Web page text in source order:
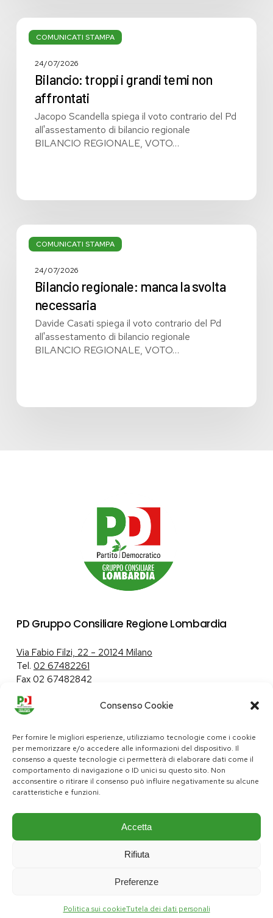
Consenso Cookie
Per fornire le migliori esperienze, utilizziamo tecnologie come i cookie
per memorizzare e/o accedere alle informazioni del dispositivo. Il
consenso a queste tecnologie ci permetterà di elaborare dati come il
comportamento di navigazione o ID unici su questo sito. Non
acconsentire o ritirare il consenso può influire negativamente su alcune
caratteristiche e funzioni.
Accetta
Rifiuta
Preferenze
Politica sui cookieTutela dei dati personali
COMUNICATI STAMPA
Bilancio:
troppi
grandi
affrontati
24/07/2026
Bilancio: troppi i grandi temi non
affrontati
Jacopo Scandella spiega il voto contrario del Pd
all'assestamento di bilancio regionale
BILANCIO REGIONALE, VOTO…
COMUNICATI STAMPA
Bilancio
regionale:
svolta
24/07/2026
Bilancio regionale: manca la svolta
necessaria
Davide Casati spiega il voto contrario del Pd
all'assestamento di bilancio regionale
BILANCIO REGIONALE, VOTO…
PD Gruppo Consiliare Regione Lombardia
Via Fabio Filzi, 22 – 20124 Milano
Tel. 02 67482261
Fax 02 67482842
Tutela dei dati personali|Politica sui cookie
pd@consiglio.regione.lombardia.it
ufficiostampa.pd@consiglio.regione.lombardia.it
Pagine Facebook Gruppo Consiliare PD LombardiaPagina Messenger Gruppo Consiliare PD LombardiaPagina Instagram Gruppo PD LombardiaPagina Youtube Gruppo PD Lombardia